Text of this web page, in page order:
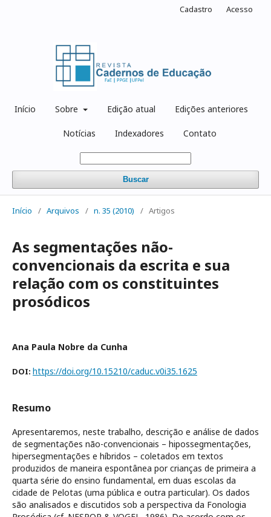
Início Sobre Edição atual Edições anteriores
Notícias Indexadores Contato
Buscar
Cadastro Acesso
Início / Arquivos / n. 35 (2010) / Artigos
As segmentações não-
convencionais da escrita e sua
relação com os constituintes
prosódicos
Ana Paula Nobre da Cunha
DOI: https://doi.org/10.15210/caduc.v0i35.1625
Resumo
Apresentaremos, neste trabalho, descrição e análise de dados
de segmentações não-convencionais – hipossegmentações,
hipersegmentações e híbridos – coletados em textos
produzidos de maneira espontânea por crianças de primeira a
quarta série do ensino fundamental, em duas escolas da
cidade de Pelotas (uma pública e outra particular). Os dados
são analisados e discutidos sob a perspectiva da Fonologia